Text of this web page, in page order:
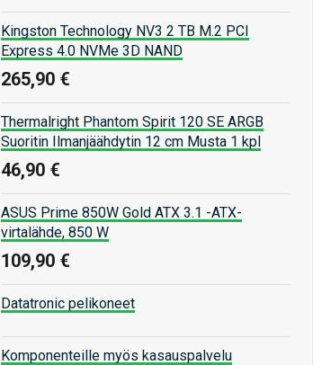
Kingston Technology NV3 2 TB M.2 PCI
Express 4.0 NVMe 3D NAND
265,90 €
Thermalright Phantom Spirit 120 SE ARGB
Suoritin Ilmanjäähdytin 12 cm Musta 1 kpl
46,90 €
ASUS Prime 850W Gold ATX 3.1 -ATX-
virtalähde, 850 W
109,90 €
Datatronic pelikoneet
Komponenteille myös kasauspalvelu